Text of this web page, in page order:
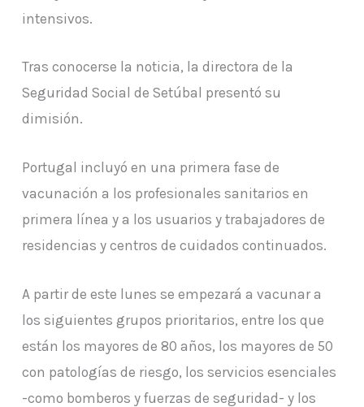
intensivos.
Tras conocerse la noticia, la directora de la
Seguridad Social de Setúbal presentó su
dimisión.
Portugal incluyó en una primera fase de
vacunación a los profesionales sanitarios en
primera línea y a los usuarios y trabajadores de
residencias y centros de cuidados continuados.
A partir de este lunes se empezará a vacunar a
los siguientes grupos prioritarios, entre los que
están los mayores de 80 años, los mayores de 50
con patologías de riesgo, los servicios esenciales
-como bomberos y fuerzas de seguridad- y los